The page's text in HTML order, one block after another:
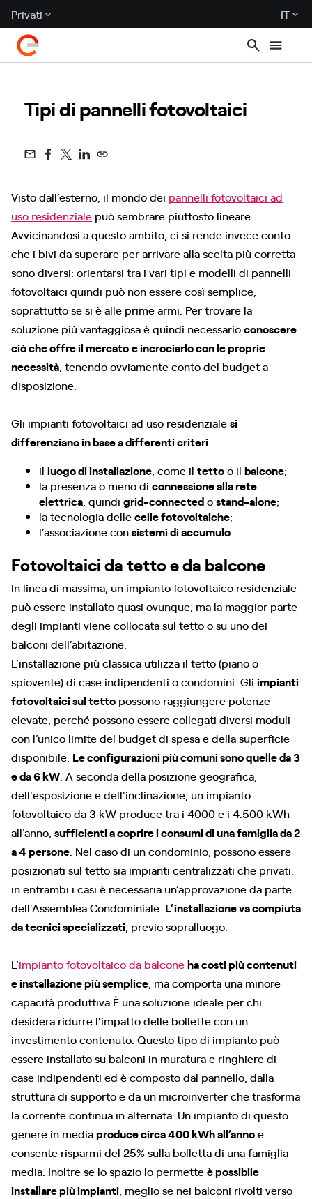
Privati IT
Tipi di pannelli fotovoltaici
Visto dall’esterno, il mondo dei pannelli fotovoltaici ad
uso residenziale può sembrare piuttosto lineare.
Avvicinandosi a questo ambito, ci si rende invece conto
che i bivi da superare per arrivare alla scelta più corretta
sono diversi: orientarsi tra i vari tipi e modelli di pannelli
fotovoltaici quindi può non essere così semplice,
soprattutto se si è alle prime armi. Per trovare la
soluzione più vantaggiosa è quindi necessarioconoscere
ciò che offre il mercatoe incrociarlo con le proprie
necessità , tenendo ovviamente conto del budget a
disposizione.
Gli impianti fotovoltaici ad uso residenzialesi
differenziano in base a differenti criteri:
il luogo di installazione , come il tettoo il balcone;
la presenza o meno di connessione alla rete
elettrica , quindi grid-connectedostand-alone;
la tecnologia dellecelle fotovoltaiche;
l’associazione consistemi di accumulo
Fotovoltaici da tetto e da balcone
In linea di massima, un impianto fotovoltaico residenziale
può essere installato quasi ovunque, ma la maggior parte
degli impianti viene collocata sul tetto o su uno dei
balconi dell’abitazione.
L’installazione più classica utilizza il tetto (piano o
spiovente) di case indipendenti o condomini. Gli impianti
fotovoltaici sul tetto possono raggiungere potenze
elevate, perché possono essere collegati diversi moduli
con l’unico limite del budget di spesa e della superficie
disponibile. Le configurazioni più comuni sono quelle da 3
e da 6 kW . A seconda della posizione geografica,
dell'esposizione e dell'inclinazione, un impianto
fotovoltaico da 3 kW produce tra i 4000 e i 4.500 kWh
all’anno, sufficienti a coprire i consumi di una famiglia da 2
a 4 persone . Nel caso di un condominio, possono essere
posizionati sul tetto sia impianti centralizzati che privati:
in entrambi i casi è necessaria un’approvazione da parte
dell’Assemblea Condominiale. L’installazione va compiuta
da tecnici specializzati , previo sopralluogo.
L’impianto fotovoltaico da balconeha costi più contenuti
e installazione più semplice , ma comporta una minore
capacità produttiva È una soluzione ideale per chi
desidera ridurre l’impatto delle bollette con un
investimento contenuto. Questo tipo di impianto può
essere installato su balconi in muratura e ringhiere di
case indipendenti ed è composto dal pannello, dalla
struttura di supporto e da un microinverter che trasforma
la corrente continua in alternata. Un impianto di questo
genere in mediaproduce circa 400 kWh all’annoe
consente risparmi del 25% sulla bolletta di una famiglia
media. Inoltre se lo spazio lo permetteè possibile
installare più impianti , meglio se nei balconi rivolti verso